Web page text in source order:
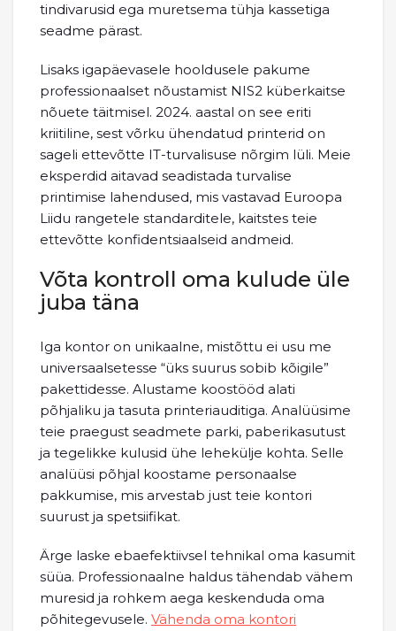
tindivarusid ega muretsema tühja kassetiga
seadme pärast.
Lisaks igapäevasele hooldusele pakume
professionaalset nõustamist NIS2 küberkaitse
nõuete täitmisel. 2024. aastal on see eriti
kriitiline, sest võrku ühendatud printerid on
sageli ettevõtte IT-turvalisuse nõrgim lüli. Meie
eksperdid aitavad seadistada turvalise
printimise lahendused, mis vastavad Euroopa
Liidu rangetele standarditele, kaitstes teie
ettevõtte konfidentsiaalseid andmeid.
Võta kontroll oma kulude üle
juba täna
Iga kontor on unikaalne, mistõttu ei usu me
universaalsetesse “üks suurus sobib kõigile”
pakettidesse. Alustame koostööd alati
põhjaliku ja tasuta printeriauditiga. Analüüsime
teie praegust seadmete parki, paberikasutust
ja tegelikke kulusid ühe lehekülje kohta. Selle
analüüsi põhjal koostame personaalse
pakkumise, mis arvestab just teie kontori
suurust ja spetsiifikat.
Ärge laske ebaefektiivsel tehnikal oma kasumit
süüa. Professionaalne haldus tähendab vähem
muresid ja rohkem aega keskenduda oma
põhitegevusele. Vähenda oma kontori